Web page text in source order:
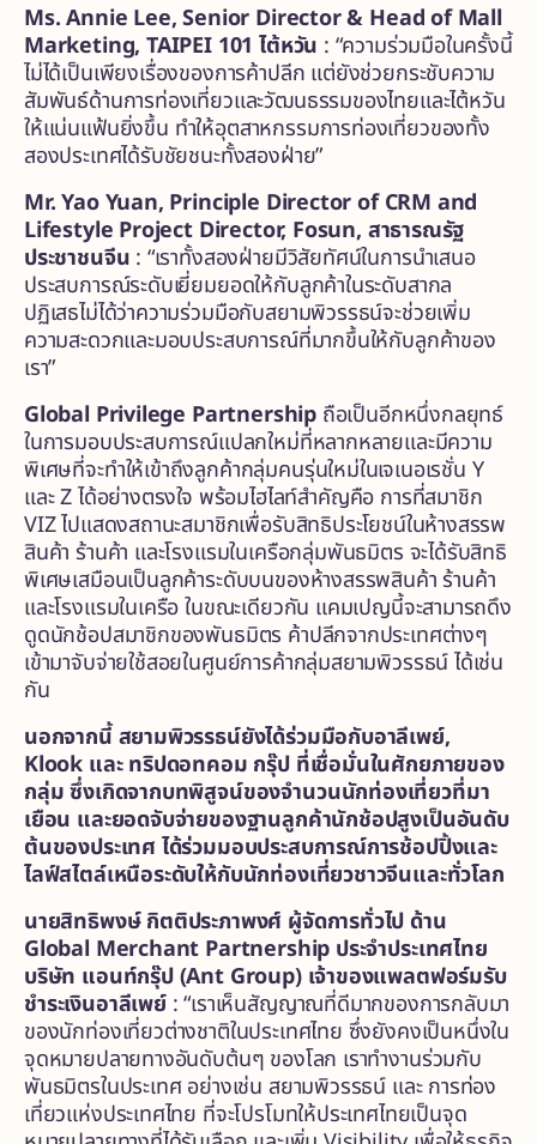
Ms. Annie Lee, Senior Director & Head of Mall
Marketing, TAIPEI 101 ไต้หวัน : “ความร่วมมือในครั้งนี้
ไม่ได้เป็นเพียงเรื่องของการค้าปลีก แต่ยังช่วยกระชับความ
สัมพันธ์ด้านการท่องเที่ยวและวัฒนธรรมของไทยและไต้หวัน
ให้แน่นแฟ้นยิ่งขึ้น ทำให้อุตสาหกรรมการท่องเที่ยวของทั้ง
สองประเทศได้รับชัยชนะทั้งสองฝ่าย”
Mr. Yao Yuan, Principle Director of CRM and
Lifestyle Project Director, Fosun, สาธารณรัฐ
ประชาชนจีน : “เราทั้งสองฝ่ายมีวิสัยทัศน์ในการนำเสนอ
ประสบการณ์ระดับเยี่ยมยอดให้กับลูกค้าในระดับสากล
ปฏิเสธไม่ได้ว่าความร่วมมือกับสยามพิวรรธน์จะช่วยเพิ่ม
ความสะดวกและมอบประสบการณ์ที่มากขึ้นให้กับลูกค้าของ
เรา”
Global Privilege Partnershipถือเป็นอีกหนึ่งกลยุทธ์
ในการมอบประสบการณ์แปลกใหม่ที่หลากหลายและมีความ
พิเศษที่จะทำให้เข้าถึงลูกค้ากลุ่มคนรุ่นใหม่ในเจเนอเรชั่น Y
และ Z ได้อย่างตรงใจ พร้อมไฮไลท์สำคัญคือ การที่สมาชิก
VIZ ไปแสดงสถานะสมาชิกเพื่อรับสิทธิประโยชน์ในห้างสรรพ
สินค้า ร้านค้า และโรงแรมในเครือกลุ่มพันธมิตร จะได้รับสิทธิ
พิเศษเสมือนเป็นลูกค้าระดับบนของห้างสรรพสินค้า ร้านค้า
และโรงแรมในเครือ ในขณะเดียวกัน แคมเปญนี้จะสามารถดึง
ดูดนักช้อปสมาชิกของพันธมิตร ค้าปลีกจากประเทศต่างๆ
เข้ามาจับจ่ายใช้สอยในศูนย์การค้ากลุ่มสยามพิวรรธน์ ได้เช่น
กัน
นอกจากนี้ สยามพิวรรธน์ยังได้ร่วมมือกับอาลีเพย์,
Klook และทริปดอทคอม กรุ๊ป ที่เชื่อมั่นในศักยภายของ
กลุ่มซึ่งเกิดจากบทพิสูจน์ของจำนวนนักท่องเที่ยวที่มา
เยือน และยอดจับจ่ายของฐานลูกค้านักช้อปสูงเป็นอันดับ
ต้นของประเทศ ได้ร่วมมอบประสบการณ์การช้อปปิ้งและ
ไลฟ์สไตล์เหนือระดับให้กับนักท่องเที่ยวชาวจีนและทั่วโลก
นายสิทธิพงษ์กิตติประภาพงศ์ ผู้จัดการทั่วไป ด้าน
Global Merchant Partnership ประจำประเทศไทย
บริษัท แอนท์กรุ๊ป (Ant Group) เจ้าของแพลตฟอร์มรับ
ชำระเงินอาลีเพย์ : “เราเห็นสัญญาณที่ดีมากของการกลับมา
ของนักท่องเที่ยวต่างชาติในประเทศไทย ซึ่งยังคงเป็นหนึ่งใน
จุดหมายปลายทางอันดับต้นๆ ของโลก เราทำงานร่วมกับ
พันธมิตรในประเทศ อย่างเช่น สยามพิวรรธน์ และ การท่อง
เที่ยวแห่งประเทศไทย ที่จะโปรโมทให้ประเทศไทยเป็นจุด